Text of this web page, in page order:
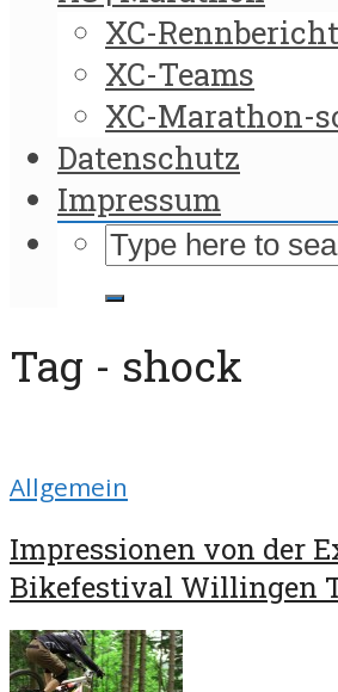
XC-
XC-Teams
XC-Marathon-
Datenschutz
Impressum
Tag - shock
Allgemein
Impressionen von der
Bikefestival Willingen